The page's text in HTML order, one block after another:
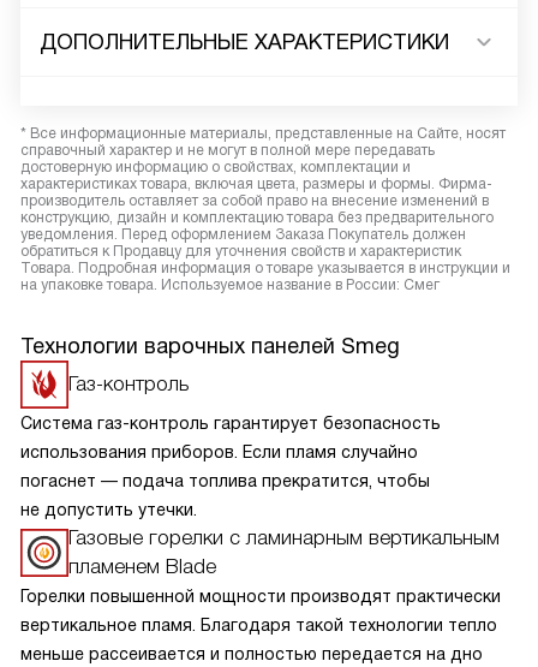
ДОПОЛНИТЕЛЬНЫЕ ХАРАКТЕРИСТИКИ
* Все информационные материалы, представленные на Сайте, носят
справочный характер и не могут в полной мере передавать
достоверную информацию о свойствах, комплектации и
характеристиках товара, включая цвета, размеры и формы. Фирма-
производитель оставляет за собой право на внесение изменений в
конструкцию, дизайн и комплектацию товара без предварительного
уведомления. Перед оформлением Заказа Покупатель должен
обратиться к Продавцу для уточнения свойств и характеристик
Товара. Подробная информация о товаре указывается в инструкции и
на упаковке товара. Используемое название в России: Смег
Технологии варочных панелей Smeg
Газ-контроль
Система газ-контроль гарантирует безопасность
использования приборов. Если пламя случайно
погаснет — подача топлива прекратится, чтобы
не допустить утечки.
Газовые горелки с ламинарным вертикальным
пламенем Blade
Горелки повышенной мощности производят практически
вертикальное пламя. Благодаря такой технологии тепло
меньше рассеивается и полностью передается на дно